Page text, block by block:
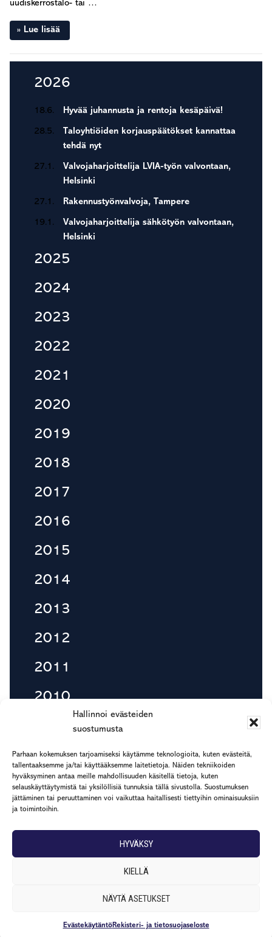
Hallinnoi evästeiden
suostumusta
Parhaan kokemuksen tarjoamiseksi käytämme teknologioita, kuten evästeitä,
tallentaaksemme ja/tai käyttääksemme laitetietoja. Näiden tekniikoiden
hyväksyminen antaa meille mahdollisuuden käsitellä tietoja, kuten
selauskäyttäytymistä tai yksilöllisiä tunnuksia tällä sivustolla. Suostumuksen
jättäminen tai peruuttaminen voi vaikuttaa haitallisesti tiettyihin ominaisuuksiin
ja toimintoihin.
HYVÄKSY
KIELLÄ
NÄYTÄ ASETUKSET
EvästekäytäntöRekisteri- ja tietosuojaseloste
uudiskerrostalo- tai …
Lue lisää
Ensisijainen
sivupalkki
2026
18.6. Hyvää juhannusta ja rentoja kesäpäivä!
28.5.
Taloyhtiöiden korjauspäätökset kannattaa
tehdä nyt
27.1.
Valvojaharjoittelija LVIA-työn valvontaan,
Helsinki
27.1. Rakennustyönvalvoja, Tampere
19.1.
Valvojaharjoittelija sähkötyön valvontaan,
Helsinki
2025
2024
2023
2022
2021
2020
2019
2018
2017
2016
2015
2014
2013
2012
2011
2010
Footer
etu.suku@rapp.fi
puh. 044 7799 277
Rekisteri- ja tietosuojaseloste
© 2026 · RAPP·Sollertis